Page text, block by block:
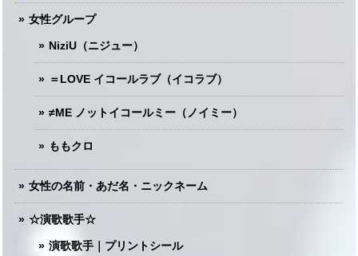
女性グループ
NiziU（ニジュー）
＝LOVE イコールラブ（イコラブ）
≠ME ノットイコールミー（ノイミー）
ももクロ
女性の名前・あだ名・ニックネーム
☆演歌歌手☆
演歌歌手｜プリントシール